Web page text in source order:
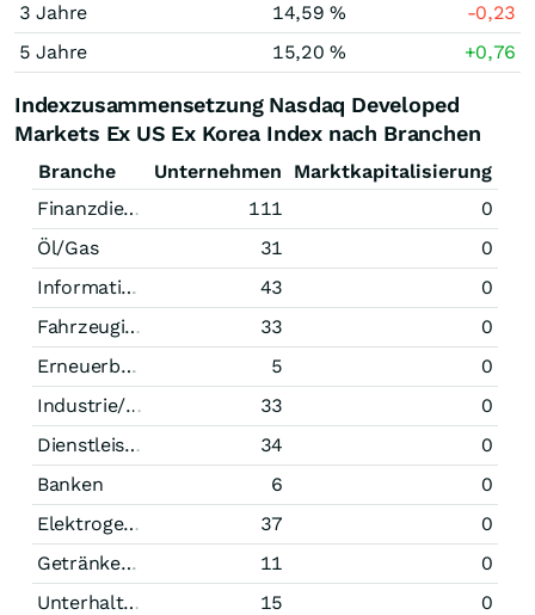
3 Jahre
14,59 %
-0,23
5 Jahre
15,20 % +0,76
Indexzusammensetzung Nasdaq Developed
Markets Ex US Ex Korea Index nach Branchen
Branche Unternehmen
Marktkapitalisierung
Finanzdienstleistungen
111
0
Öl/Gas
31
0
Informationstechnologie
43
0
Fahrzeugindustrie
33
0
Erneuerbare Energien
5
0
Industrie/Mischkonzerne
33
0
Dienstleistungen
34
0
Banken
6
0
Elektrogeräte
37
0
Getränke/Tabak
11
0
Unterhaltung
15
0